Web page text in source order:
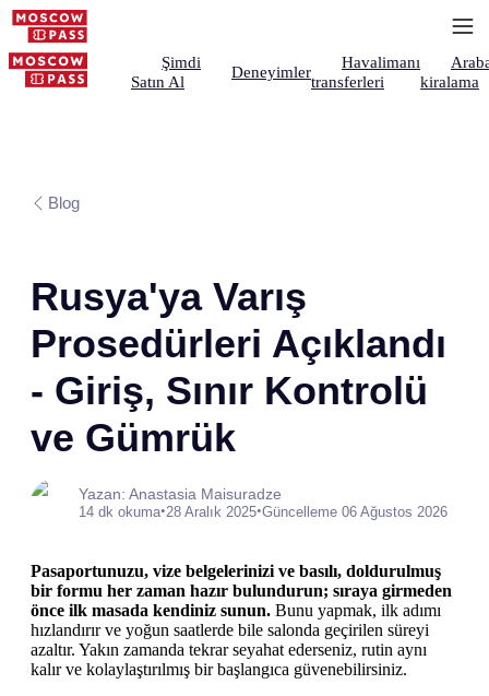
Şimdi
Satın Al
Deneyimler
Havalimanı
transferleri
kiralama
Blog
Rusya'ya Varış
Prosedürleri Açıklandı
- Giriş, Sınır Kontrolü
ve Gümrük
Yazan: Anastasia Maisuradze
14 dk okuma•28 Aralık 2025•Güncelleme 06 Ağustos 2026
Pasaportunuzu, vize belgelerinizi ve basılı, doldurulmuş
bir formu her zaman hazır bulundurun; sıraya girmeden
önce ilk masada kendiniz sunun. Bunu yapmak, ilk adımı
hızlandırır ve yoğun saatlerde bile salonda geçirilen süreyi
azaltır. Yakın zamanda tekrar seyahat ederseniz, rutin aynı
kalır ve kolaylaştırılmış bir başlangıca güvenebilirsiniz.